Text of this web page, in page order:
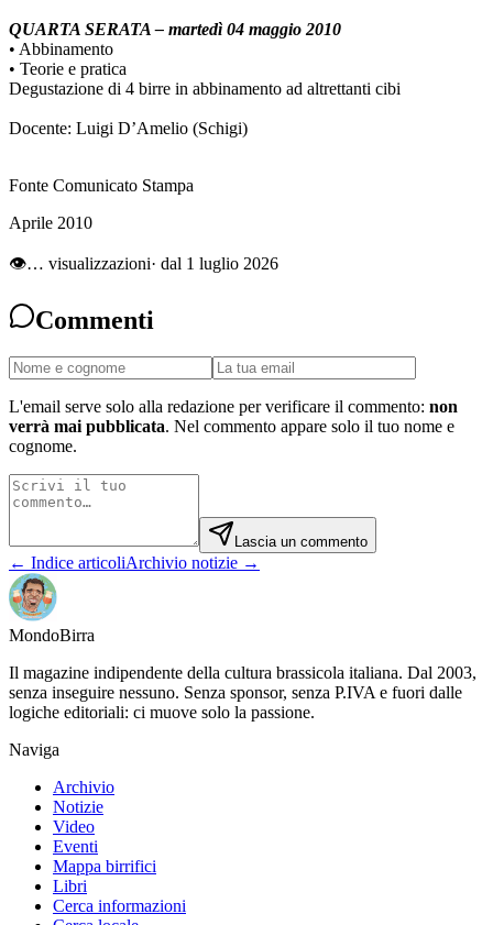
QUARTA SERATA – martedì 04 maggio 2010
• Abbinamento
• Teorie e pratica
Degustazione di 4 birre in abbinamento ad altrettanti cibi
Docente: Luigi D’Amelio (Schigi)
Fonte Comunicato Stampa
Aprile 2010
👁… visualizzazioni· dal 1 luglio 2026
Commenti
L'email serve solo alla redazione per verificare il commento: non
verrà mai pubblicata. Nel commento appare solo il tuo nome e
cognome.
Lascia un commento
← Indice articoliArchivio notizie →
MondoBirra
Il magazine indipendente della cultura brassicola italiana. Dal 2003,
senza inseguire nessuno. Senza sponsor, senza P.IVA e fuori dalle
logiche editoriali: ci muove solo la passione.
Naviga
Archivio
Notizie
Video
Eventi
Mappa birrifici
Libri
Cerca informazioni